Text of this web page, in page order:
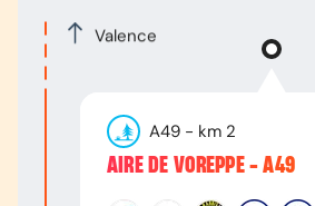
Valence
A49 - km 2
AIRE DE VOREPPE - A49